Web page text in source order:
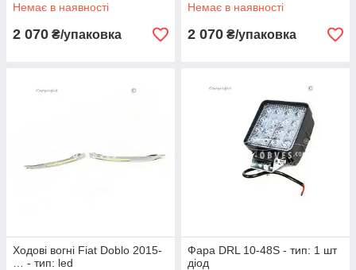
Немає в наявності
2 070 ₴/упаковка
Немає в наявності
2 070 ₴/упаковка
Ходові вогні Fiat Doblo 2015-
… - тип: led
Фара DRL 10-48S - тип: 1 шт
діод